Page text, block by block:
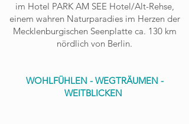
im Hotel PARK AM SEE Hotel/Alt-Rehse,
einem wahren Naturparadies im Herzen der
Mecklenburgischen Seenplatte ca. 130 km
nördlich von Berlin.
WOHLFÜHLEN - WEGTRÄUMEN -
WEITBLICKEN